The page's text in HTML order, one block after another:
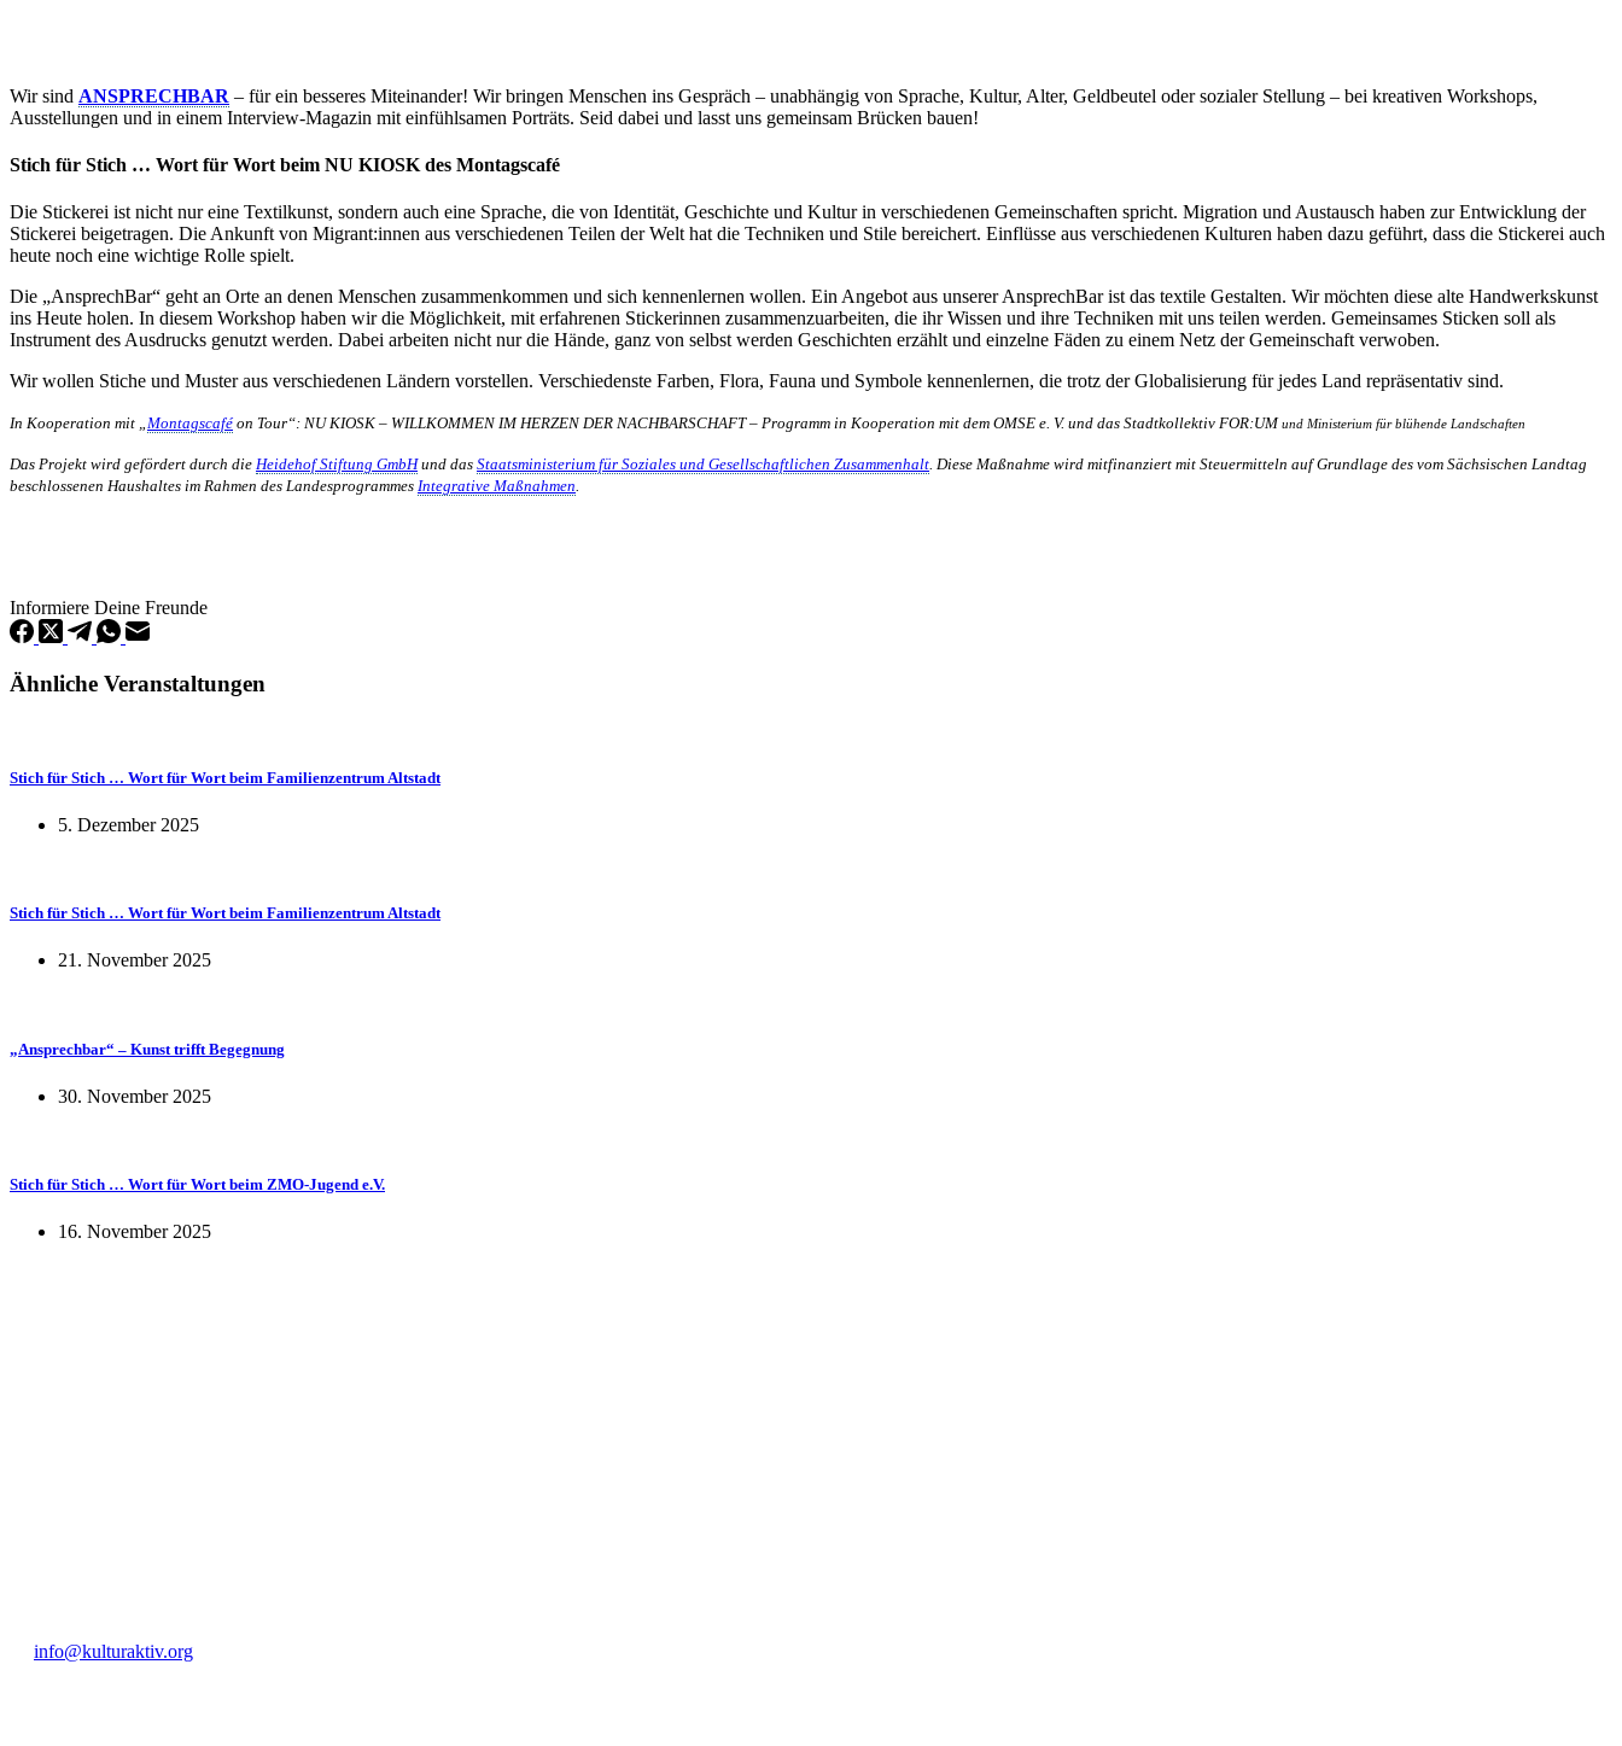
Wir sind ANSPRECHBAR – für ein besseres Miteinander! Wir bringen Menschen ins Gespräch – unabhängig von Sprache, Kultur, Alter, Geldbeutel oder sozialer Stellung – bei kreativen Workshops,
Ausstellungen und in einem Interview-Magazin mit einfühlsamen Porträts. Seid dabei und lasst uns gemeinsam Brücken bauen!
Stich für Stich … Wort für Wort beim NU KIOSK des Montagscafé
Die Stickerei ist nicht nur eine Textilkunst, sondern auch eine Sprache, die von Identität, Geschichte und Kultur in verschiedenen Gemeinschaften spricht. Migration und Austausch haben zur Entwicklung der
Stickerei beigetragen. Die Ankunft von Migrant:innen aus verschiedenen Teilen der Welt hat die Techniken und Stile bereichert. Einflüsse aus verschiedenen Kulturen haben dazu geführt, dass die Stickerei auch
heute noch eine wichtige Rolle spielt.
Die „AnsprechBar“ geht an Orte an denen Menschen zusammenkommen und sich kennenlernen wollen. Ein Angebot aus unserer AnsprechBar ist das textile Gestalten. Wir möchten diese alte Handwerkskunst
ins Heute holen. In diesem Workshop haben wir die Möglichkeit, mit erfahrenen Stickerinnen zusammenzuarbeiten, die ihr Wissen und ihre Techniken mit uns teilen werden. Gemeinsames Sticken soll als
Instrument des Ausdrucks genutzt werden. Dabei arbeiten nicht nur die Hände, ganz von selbst werden Geschichten erzählt und einzelne Fäden zu einem Netz der Gemeinschaft verwoben.
Wir wollen Stiche und Muster aus verschiedenen Ländern vorstellen. Verschiedenste Farben, Flora, Fauna und Symbole kennenlernen, die trotz der Globalisierung für jedes Land repräsentativ sind.
In Kooperation mit „Montagscafé on Tour“: NU KIOSK – WILLKOMMEN IM HERZEN DER NACHBARSCHAFT – Programm in Kooperation mit dem OMSE e. V. und das Stadtkollektiv FOR:UM und Ministerium für blühende Landschaften
Das Projekt wird gefördert durch die Heidehof Stiftung GmbHund das Staatsministerium für Soziales und Gesellschaftlichen Zusammenhalt. Diese Maßnahme wird mitfinanziert mit Steuermitteln auf Grundlage des vom Sächsischen Landtag
beschlossenen Haushaltes im Rahmen des Landesprogrammes Integrative Maßnahmen.
Informiere Deine Freunde
Ähnliche Veranstaltungen
Stich für Stich … Wort für Wort beim Familienzentrum Altstadt
5. Dezember 2025
Stich für Stich … Wort für Wort beim Familienzentrum Altstadt
21. November 2025
„Ansprechbar“ – Kunst trifft Begegnung
30. November 2025
Stich für Stich … Wort für Wort beim ZMO-Jugend e.V.
16. November 2025
info@kulturaktiv.org